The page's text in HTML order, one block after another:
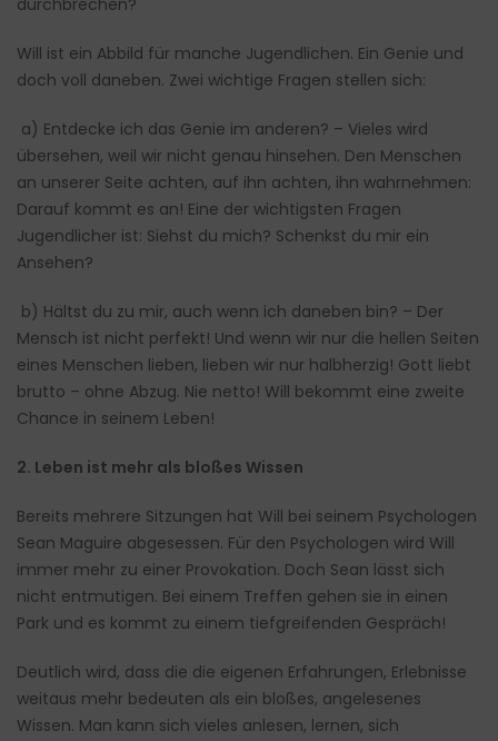
durchbrechen?
Will ist ein Abbild für manche Jugendlichen. Ein Genie und
doch voll daneben. Zwei wichtige Fragen stellen sich:
a) Entdecke ich das Genie im anderen? – Vieles wird
übersehen, weil wir nicht genau hinsehen. Den Menschen
an unserer Seite achten, auf ihn achten, ihn wahrnehmen:
Darauf kommt es an! Eine der wichtigsten Fragen
Jugendlicher ist: Siehst du mich? Schenkst du mir ein
Ansehen?
b) Hältst du zu mir, auch wenn ich daneben bin? – Der
Mensch ist nicht perfekt! Und wenn wir nur die hellen Seiten
eines Menschen lieben, lieben wir nur halbherzig! Gott liebt
brutto – ohne Abzug. Nie netto! Will bekommt eine zweite
Chance in seinem Leben!
2. Leben ist mehr als bloßes Wissen
Bereits mehrere Sitzungen hat Will bei seinem Psychologen
Sean Maguire abgesessen. Für den Psychologen wird Will
immer mehr zu einer Provokation. Doch Sean lässt sich
nicht entmutigen. Bei einem Treffen gehen sie in einen
Park und es kommt zu einem tiefgreifenden Gespräch!
Deutlich wird, dass die die eigenen Erfahrungen, Erlebnisse
weitaus mehr bedeuten als ein bloßes, angelesenes
Wissen. Man kann sich vieles anlesen, lernen, sich